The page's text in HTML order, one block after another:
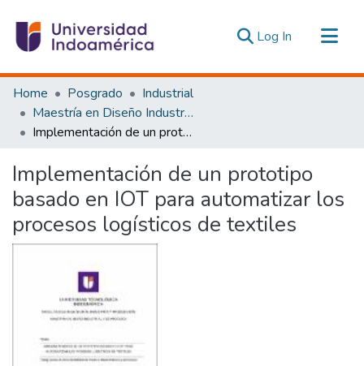
Log In (current)
Communities & Collections
All of DSpace
Statistics
Home Posgrado
Industrial
Maestría en Diseño Industrial y de Procesos
Implementación de un prototipo basado en IOT para automatizar los procesos logísticos de textiles
Implementación de un prototipo
basado en IOT para automatizar los
procesos logísticos de textiles